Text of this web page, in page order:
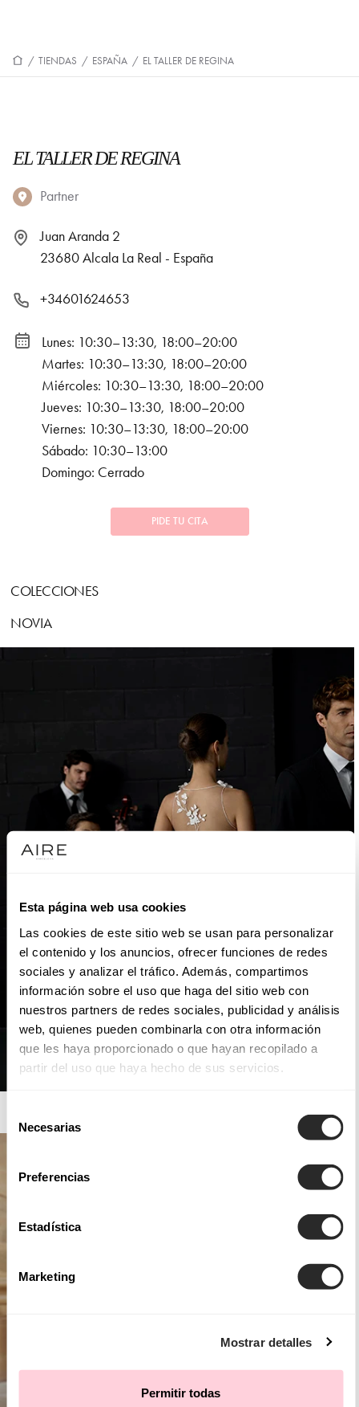
Esta página web usa cookies
Las cookies de este sitio web se usan para personalizar
el contenido y los anuncios, ofrecer funciones de redes
sociales y analizar el tráfico. Además, compartimos
información sobre el uso que haga del sitio web con
nuestros partners de redes sociales, publicidad y análisis
web, quienes pueden combinarla con otra información
que les haya proporcionado o que hayan recopilado a
partir del uso que haya hecho de sus servicios.
de Necesarias
Preferencias
Estadística
Marketing
Mostrar detalles
Permitir todas
/ TIENDAS / ESPAÑA / EL TALLER DE REGINA
EL TALLER DE REGINA
Partner
Juan Aranda 2
23680 Alcala La Real - España
+34601624653
Lunes: 10:30–13:30, 18:00–20:00
Martes: 10:30–13:30, 18:00–20:00
Miércoles: 10:30–13:30, 18:00–20:00
Jueves: 10:30–13:30, 18:00–20:00
Viernes: 10:30–13:30, 18:00–20:00
Sábado: 10:30–13:00
Domingo: Cerrado
PIDE TU CITA
COLECCIONES
NOVIA